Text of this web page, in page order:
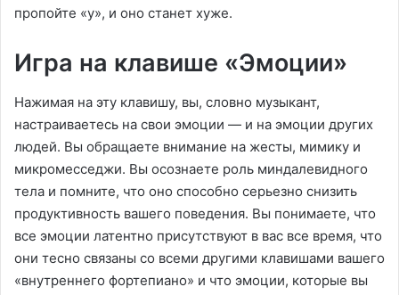
пропойте «у», и оно станет хуже.
Игра на клавише «Эмоции»
Нажимая на эту клавишу, вы, словно музыкант,
настраиваетесь на свои эмоции — и на эмоции других
людей. Вы обращаете внимание на жесты, мимику и
микромесседжи. Вы осознаете роль миндалевидного
тела и помните, что оно способно серьезно снизить
продуктивность вашего поведения. Вы понимаете, что
все эмоции латентно присутствуют в вас все время, что
они тесно связаны со всеми другими клавишами вашего
«внутреннего фортепиано» и что эмоции, которые вы